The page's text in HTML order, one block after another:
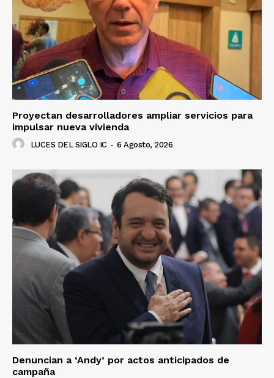
Proyectan desarrolladores ampliar servicios para
impulsar nueva vivienda
LUCES DEL SIGLO IC - 6 Agosto, 2026
Denuncian a ‘Andy’ por actos anticipados de
campaña